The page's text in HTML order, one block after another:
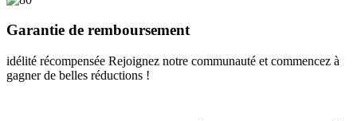
Garantie de remboursement
idélité récompensée Rejoignez notre communauté et commencez à
gagner de belles réductions !